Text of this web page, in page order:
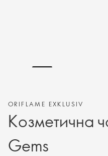
ORIFLAME EXKLUSIV
Козметична
Gems